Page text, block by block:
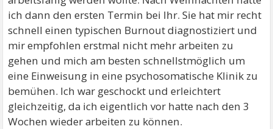
ich dann den ersten Termin bei Ihr. Sie hat mir recht
schnell einen typischen Burnout diagnostiziert und
mir empfohlen erstmal nicht mehr arbeiten zu
gehen und mich am besten schnellstmöglich um
eine Einweisung in eine psychosomatische Klinik zu
bemühen. Ich war geschockt und erleichtert
gleichzeitig, da ich eigentlich vor hatte nach den 3
Wochen wieder arbeiten zu können.